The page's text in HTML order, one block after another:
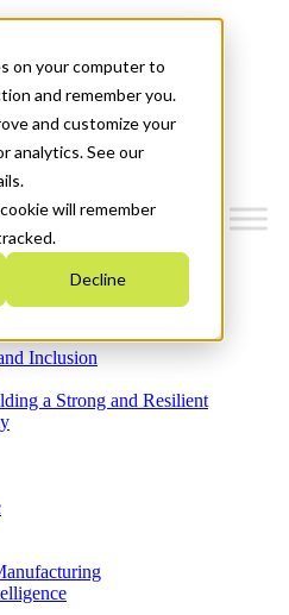
on your computer to
and remember you.
and customize your
analytics. See our
will remember
Decline
2030
Inclusion
a Strong and Resilient